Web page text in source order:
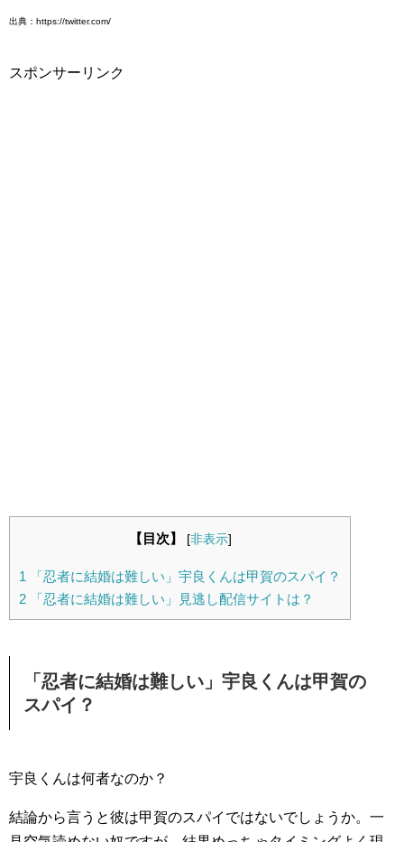
出典：https://twitter.com/
スポンサーリンク
【目次】 [非表示]
1 「忍者に結婚は難しい」宇良くんは甲賀のスパイ？
2 「忍者に結婚は難しい」見逃し配信サイトは？
「忍者に結婚は難しい」宇良くんは甲賀の
スパイ？
宇良くんは何者なのか？
結論から言うと彼は甲賀のスパイではないでしょうか。一